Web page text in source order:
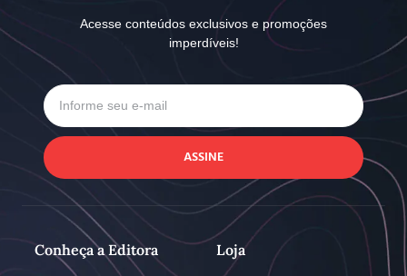
Acesse conteúdos exclusivos e promoções
imperdíveis!
ASSINE
Conheça a Editora Loja